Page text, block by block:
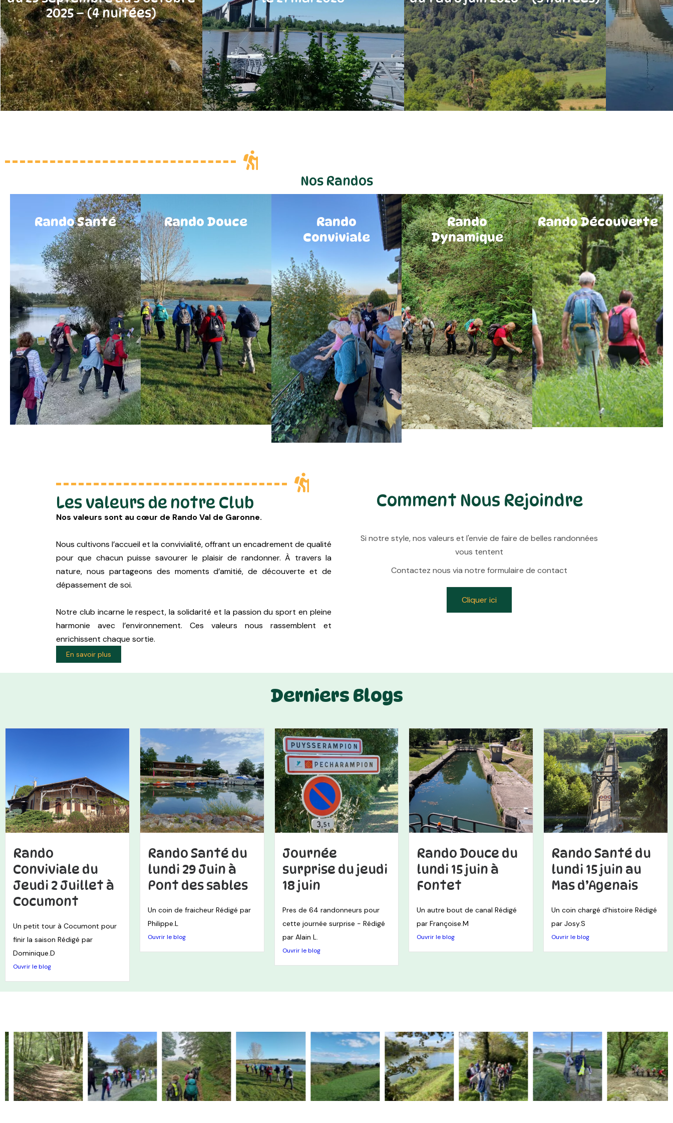
2025 – (4 nuitées)
Nos Randos
Rando Santé
Cliquer ici
Notre Club est labellisé «
Rando Santé » par la
FFRandonnée.
Accessible à tous, elle est
particulièrement adaptée à
ceux qui ont une capacité
physique diminuée ou qui
souhaitent reprendre une
activité physique en
douceur.
Rando Douce
Envie d’une sortie agréable,
où chaque pas compte plus
que la distance parcourue ?
Ce format est parfait pour
les amateurs de balades
tranquilles qui souhaitent
explorer des paysages dans
une ambiance conviviale et
sans se presser.
Rando
Conviviale
Cliquer ici
La Rando Conviviale pour les
amoureux de la nature qui
souhaitent allier activité
physique, plaisir de la
découverte et convivialité.
Les pauses régulières
permettent de profiter des
points de vue, d’échanger
avec vos compagnons de
marche .
.
Rando
Dynamique
Cliquer ici
La Rando Dynamique
s’adresse principalement aux
randonneurs ayant déjà une
certaine expérience en
matière de marche. Si vous
êtes à l’aise sur les sentiers
et que vous avez envie de
sortir de votre zone de
confort, cette activité est
pour vous.
Rando Découverte
Cliquer ici
Que vous souhaitiez une balade
douce pour reprendre contact
avec la nature ou un défi , cette
formule vous permet de choisir
jusqu’à trois randonnées d’essai
parmi nos quatre niveaux
Après ces trois essais, il vous
suffira de formaliser votre
adhésion et de prendre votre
licence pour continuer l’aventure
avec nous.
Les valeurs de notre Club
Nos valeurs sont au cœur de Rando Val de Garonne.
Nous cultivons l’accueil et la convivialité, offrant un encadrement de qualité
pour que chacun puisse savourer le plaisir de randonner. À travers la
nature, nous partageons des moments d’amitié, de découverte et de
dépassement de soi.
Notre club incarne le respect, la solidarité et la passion du sport en pleine
harmonie avec l’environnement. Ces valeurs nous rassemblent et
enrichissent chaque sortie.
En savoir plus
Comment Nous Rejoindre
Si notre style, nos valeurs et l'envie de faire de belles randonnées
vous tentent
Contactez nous via notre formulaire de contact
Cliquer ici
Derniers Blogs
Rando
Conviviale du
Jeudi 2 Juillet à
Cocumont
Un petit tour à Cocumont pour
finir la saison Rédigé par
Dominique.D
Ouvrir le blog
Rando Santé du
lundi 29 Juin à
Pont des sables
Un coin de fraicheur Rédigé par
Philippe.L
Ouvrir le blog
Journée
surprise du jeudi
18 juin
Pres de 64 randonneurs pour
cette journée surprise - Rédigé
par Alain L.
Ouvrir le blog
Rando Douce du
lundi 15 juin à
Fontet
Un autre bout de canal Rédigé
par Françoise.M
Ouvrir le blog
Rando Santé du
lundi 15 juin au
Mas d’Agenais
Un coin chargé d'histoire Rédigé
par Josy.S
Ouvrir le blog